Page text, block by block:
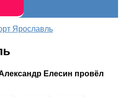
Елесин провёл